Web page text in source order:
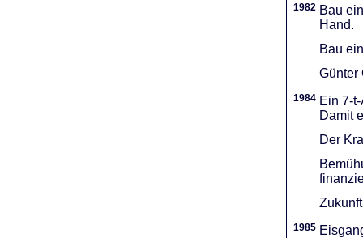
1982 Bau
Hand.
Bau
Günter
1984 Ein 7-
Damit
Der
1985